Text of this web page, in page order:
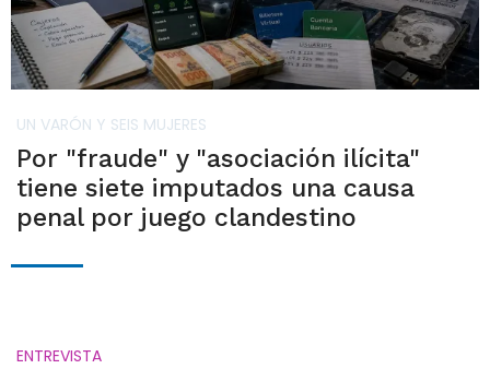
UN VARÓN Y SEIS MUJERES
Por "fraude" y "asociación ilícita"
tiene siete imputados una causa
penal por juego clandestino
ENTREVISTA